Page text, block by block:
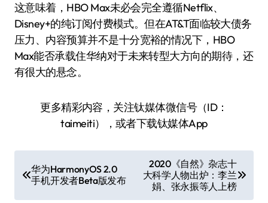
这意味着，HBO Max未必会完全遵循Netflix、
Disney+的纯订阅付费模式。但在AT&T面临较大债务
压力、内容预算并不是十分宽裕的情况下，HBO
Max能否承载住华纳对于未来转型大方向的期待，还
有很大的悬念。
更多精彩内容，关注钛媒体微信号（ID：
taimeiti），或者下载钛媒体App
章
导
华为HarmonyOS 2.0
手机开发者Beta版发布
2020《自然》杂志十
大科学人物出炉：李兰
娟、张永振等人上榜